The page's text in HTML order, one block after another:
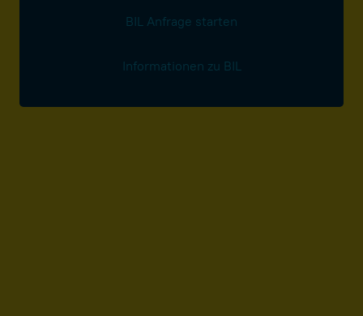
BIL Anfrage starten
Informationen zu BIL